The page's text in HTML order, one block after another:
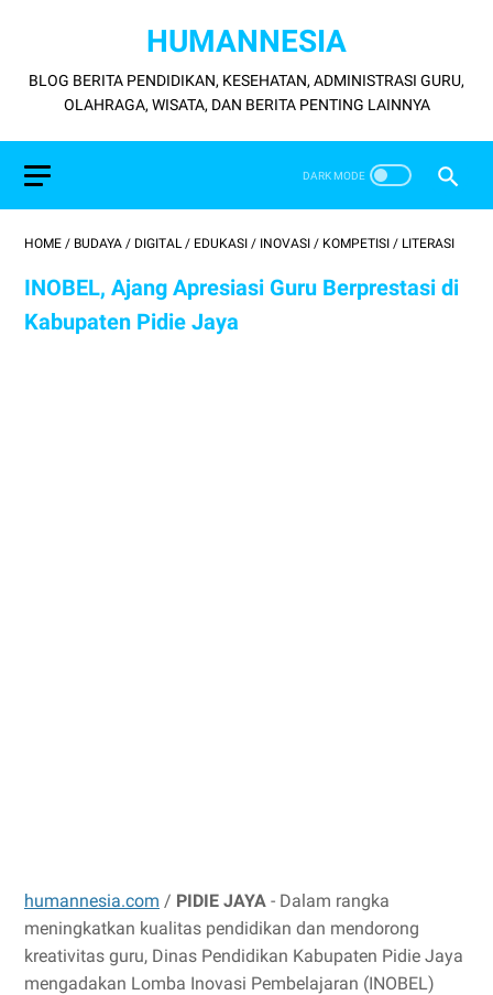
HUMANNESIA
BLOG BERITA PENDIDIKAN, KESEHATAN, ADMINISTRASI GURU,
OLAHRAGA, WISATA, DAN BERITA PENTING LAINNYA
HOME / BUDAYA / DIGITAL / EDUKASI / INOVASI / KOMPETISI / LITERASI
INOBEL, Ajang Apresiasi Guru Berprestasi di
Kabupaten Pidie Jaya
humannesia.com / PIDIE JAYA - Dalam rangka
meningkatkan kualitas pendidikan dan mendorong
kreativitas guru, Dinas Pendidikan Kabupaten Pidie Jaya
mengadakan Lomba Inovasi Pembelajaran (INOBEL)